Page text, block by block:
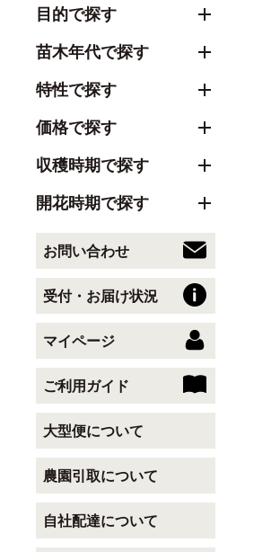
目的で探す
苗木年代で探す
特性で探す
価格で探す
収穫時期で探す
開花時期で探す
お問い合わせ
受付・お届け状況
マイページ
ご利用ガイド
大型便について
農園引取について
自社配達について